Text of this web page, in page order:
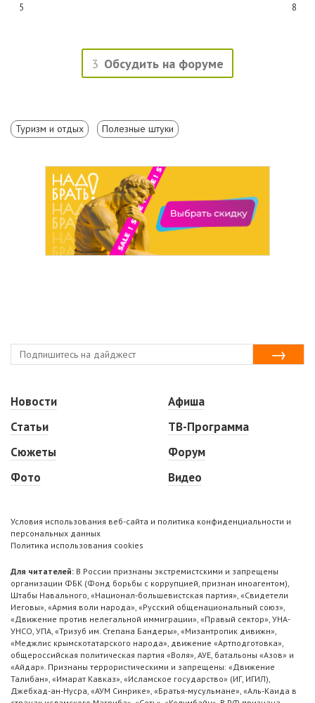
5 8
3 Обсудить на форуме
Туризм и отдых Полезные штуки
Новости
Статьи
Сюжеты
Фото
Афиша
ТВ-Программа
Форум
Видео
Условия использования веб-сайта и политика конфиденциальности и
персональных данных
Политика использования cookies
Для читателей: В России признаны экстремистскими и запрещены
организации ФБК (Фонд борьбы с коррупцией, признан иноагентом),
Штабы Навального, «Национал-большевистская партия», «Свидетели
Иеговы», «Армия воли народа», «Русский общенациональный союз»,
«Движение против нелегальной иммиграции», «Правый сектор», УНА-
УНСО, УПА, «Тризуб им. Степана Бандеры», «Мизантропик дивижн»,
«Меджлис крымскотатарского народа», движение «Артподготовка»,
общероссийская политическая партия «Воля», АУЕ, батальоны «Азов» и
«Айдар». Признаны террористическими и запрещены: «Движение
Талибан», «Имарат Кавказ», «Исламское государство» (ИГ, ИГИЛ),
Джебхад-ан-Нусра, «АУМ Синрике», «Братья-мусульмане», «Аль-Каида в